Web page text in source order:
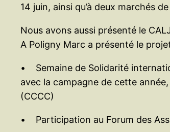
14 juin, ainsi qu’à deux marchés
Nous avons aussi présenté le
A Poligny Marc a présenté le
• Semaine de Solidarité
avec la campagne de cette
(CCCC)
• Participation au Forum des